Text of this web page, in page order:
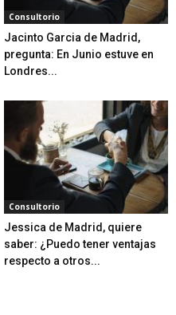
Consultorio
Jacinto Garcia de Madrid,
pregunta: En Junio estuve en
Londres...
Consultorio
Jessica de Madrid, quiere
saber: ¿Puedo tener ventajas
respecto a otros...